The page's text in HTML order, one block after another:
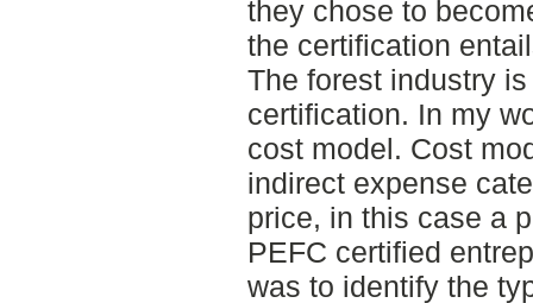
they chose to
the certification
The forest industry
certification. In my
cost model. Cost
indirect expense
price, in this case a
PEFC certified
was to identify the